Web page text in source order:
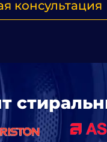
консультация